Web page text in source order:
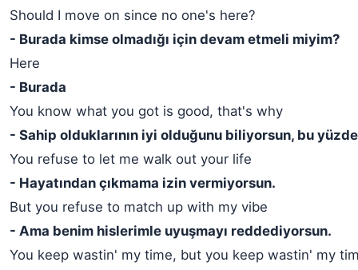
Should I move on since no one's here?
- Burada kimse olmadığı için devam etmeli miyim?
Here
- Burada
You know what you got is good, that's why
- Sahip olduklarının iyi olduğunu biliyorsun, bu
You refuse to let me walk out your life
- Hayatından çıkmama izin vermiyorsun.
But you refuse to match up with my vibe
- Ama benim hislerimle uyuşmayı reddediyorsun.
You keep wastin' my time, but you keep wastin' my